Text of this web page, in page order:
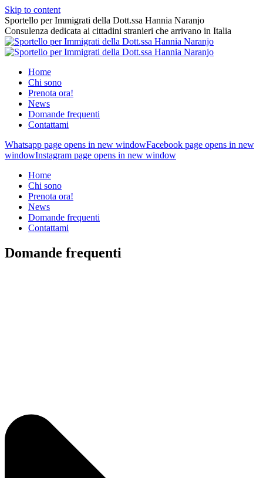
Skip to content
Sportello per Immigrati della Dott.ssa Hannia Naranjo
Consulenza dedicata ai cittadini stranieri che arrivano in Italia
Home
Chi sono
Prenota ora!
News
Domande frequenti
Contattami
Whatsapp page opens in new windowFacebook page opens in new
windowInstagram page opens in new window
Home
Chi sono
Prenota ora!
News
Domande frequenti
Contattami
Domande frequenti